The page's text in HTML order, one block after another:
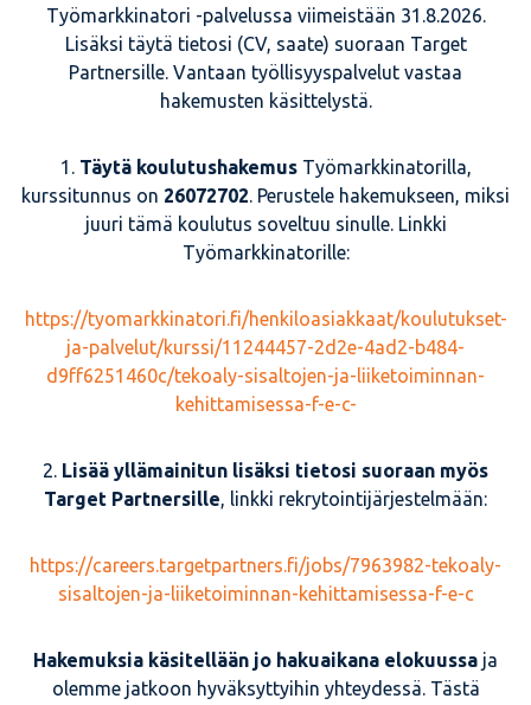
Työmarkkinatori -palvelussa viimeistään 31.8.2026.
Lisäksi täytä tietosi (CV, saate) suoraan Target
Partnersille. Vantaan työllisyyspalvelut vastaa
hakemusten käsittelystä.
1. Täytä koulutushakemusTyömarkkinatorilla,
kurssitunnus on 26072702. Perustele hakemukseen, miksi
juuri tämä koulutus soveltuu sinulle. Linkki
Työmarkkinatorille:
https://tyomarkkinatori.fi/henkiloasiakkaat/koulutukset-
ja-palvelut/kurssi/11244457-2d2e-4ad2-b484-
d9ff6251460c/tekoaly-sisaltojen-ja-liiketoiminnan-
kehittamisessa-f-e-c-
2. Lisää yllämainitun lisäksi tietosi suoraan myös
Target Partnersille, linkki rekrytointijärjestelmään:
https://careers.targetpartners.fi/jobs/7963982-tekoaly-
sisaltojen-ja-liiketoiminnan-kehittamisessa-f-e-c
Hakemuksia käsitellään jo hakuaikana elokuussa ja
olemme jatkoon hyväksyttyihin yhteydessä. Tästä